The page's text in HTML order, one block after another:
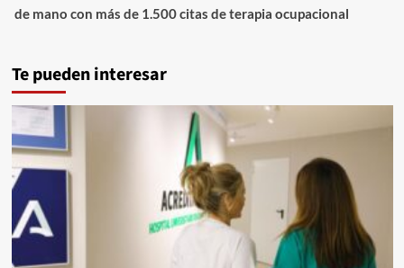
de mano con más de 1.500 citas de terapia ocupacional
Te pueden interesar